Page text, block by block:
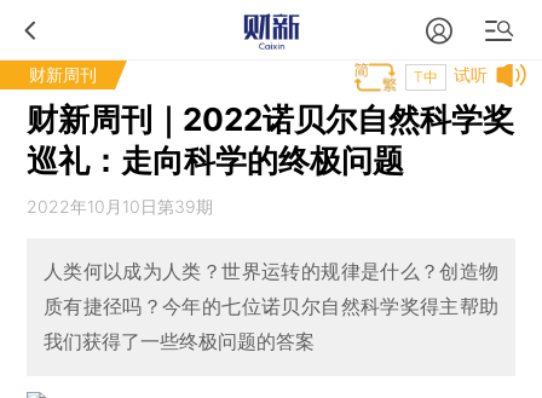
财新周刊 试听
T中
财新周刊｜2022诺贝尔自然科学奖
巡礼：走向科学的终极问题
2022年10月10日第39期
人类何以成为人类？世界运转的规律是什么？创造物
质有捷径吗？今年的七位诺贝尔自然科学奖得主帮助
我们获得了一些终极问题的答案